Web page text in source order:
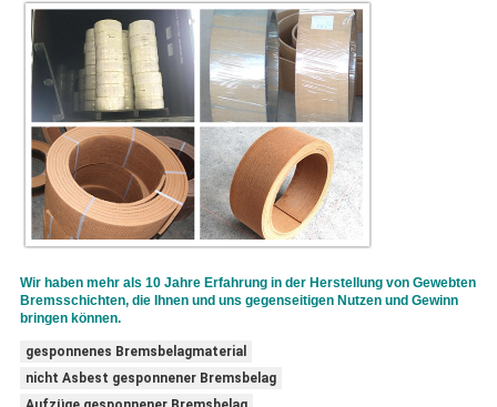
Wir haben mehr als 10 Jahre Erfahrung in der Herstellung von Gewebten
Bremsschichten, die Ihnen und uns gegenseitigen Nutzen und Gewinn
bringen können.
gesponnenes Bremsbelagmaterial
nicht Asbest gesponnener Bremsbelag